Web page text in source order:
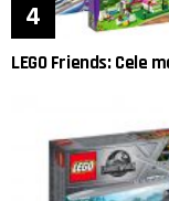
LEGO Friends: Cele